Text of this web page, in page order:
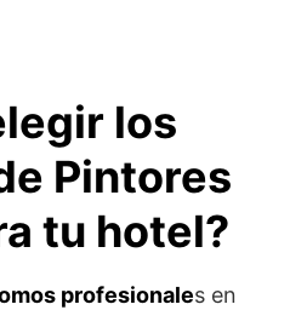
los
Pintores
tu hotel?
profesionales en